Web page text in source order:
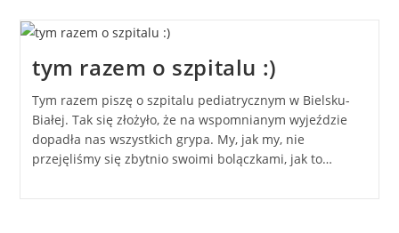
tym razem o szpitalu :)
Tym razem piszę o szpitalu pediatrycznym w Bielsku-
Białej. Tak się złożyło, że na wspomnianym wyjeździe
dopadła nas wszystkich grypa. My, jak my, nie
przejęliśmy się zbytnio swoimi bolączkami, jak to…